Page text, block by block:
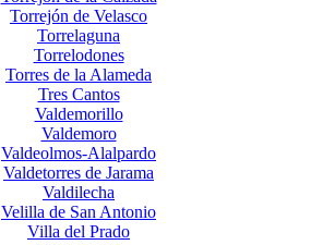
Torrejón de Velasco
Torrelaguna
Torrelodones
Torres de la Alameda
Tres Cantos
Valdemorillo
Valdemoro
Valdeolmos-Alalpardo
Valdetorres de Jarama
Valdilecha
Velilla de San Antonio
Villa del Prado